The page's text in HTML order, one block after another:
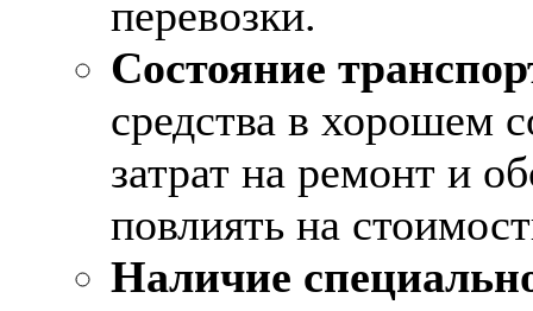
перевозки.
Состояние
средства в хорошем
затрат на ремонт и
повлиять на
Наличие